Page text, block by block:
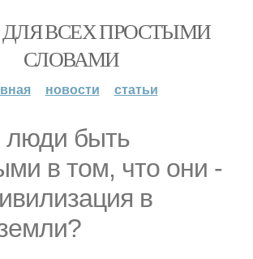
ВСЕХ ПРОСТЫМИ
СЛОВАМИ
новости статьи
люди быть
в том, что они -
в